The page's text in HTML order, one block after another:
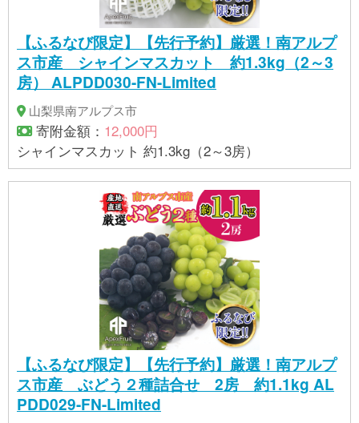
【ふるなび限定】【先行予約】厳選！南アルプ
ス市産 シャインマスカット 約1.3kg（2～3
房） ALPDD030-FN-Limited
山梨県南アルプス市
寄附金額： 12,000円
シャインマスカット 約1.3kg（2～3房）
【ふるなび限定】【先行予約】厳選！南アルプ
ス市産 ぶどう２種詰合せ 2房 約1.1kg AL
PDD029-FN-Limited